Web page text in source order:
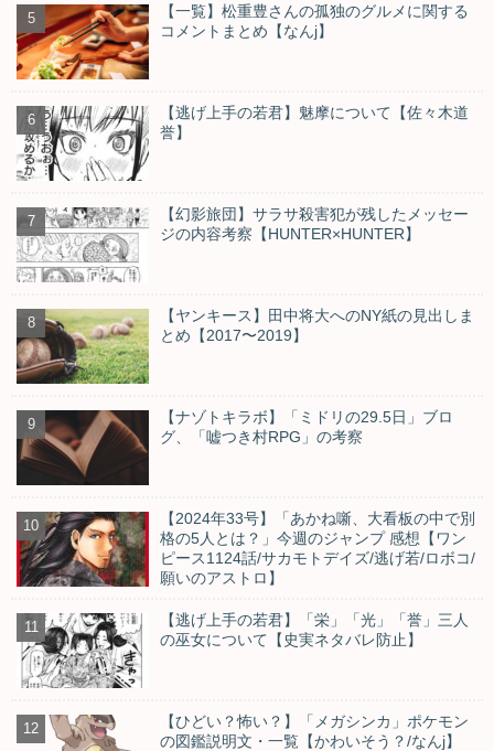
【一覧】松重豊さんの孤独のグルメに関する
コメントまとめ【なんj】
【逃げ上手の若君】魅摩について【佐々木道
誉】
【幻影旅団】サラサ殺害犯が残したメッセー
ジの内容考察【HUNTER×HUNTER】
【ヤンキース】田中将大へのNY紙の見出しま
とめ【2017〜2019】
【ナゾトキラボ】「ミドリの29.5日」ブロ
グ、「嘘つき村RPG」の考察
【2024年33号】「あかね噺、大看板の中で別
格の5人とは？」今週のジャンプ 感想【ワン
ピース1124話/サカモトデイズ/逃げ若/ロボコ/
願いのアストロ】
【逃げ上手の若君】「栄」「光」「誉」三人
の巫女について【史実ネタバレ防止】
【ひどい？怖い？】「メガシンカ」ポケモン
の図鑑説明文・一覧【かわいそう？/なんj】